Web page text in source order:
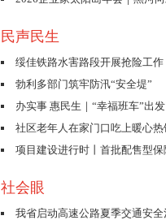
民声民生
绥佳铁路水害路段开展抢险工作
勃利多部门筑牢防汛“安全堤”
办实事 惠民生｜“幸福班车”出发
社区老年人在家门口吃上暖心热
项目建设进行时丨首批配售型
社会眼
我省启动高速公路夏季交通安全治